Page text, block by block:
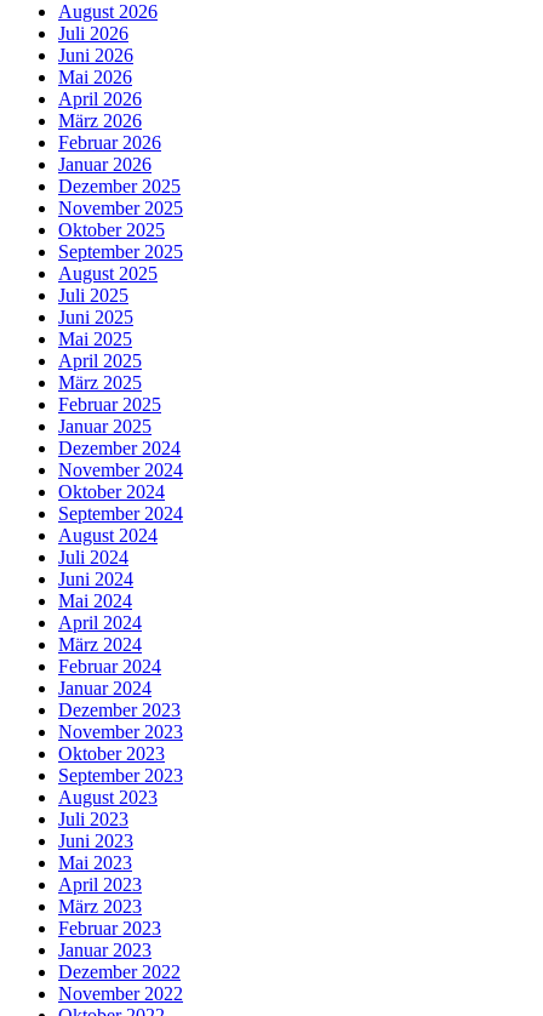
August 2026
Juli 2026
Juni 2026
Mai 2026
April 2026
März 2026
Februar 2026
Januar 2026
Dezember 2025
November 2025
Oktober 2025
September 2025
August 2025
Juli 2025
Juni 2025
Mai 2025
April 2025
März 2025
Februar 2025
Januar 2025
Dezember 2024
November 2024
Oktober 2024
September 2024
August 2024
Juli 2024
Juni 2024
Mai 2024
April 2024
März 2024
Februar 2024
Januar 2024
Dezember 2023
November 2023
Oktober 2023
September 2023
August 2023
Juli 2023
Juni 2023
Mai 2023
April 2023
März 2023
Februar 2023
Januar 2023
Dezember 2022
November 2022